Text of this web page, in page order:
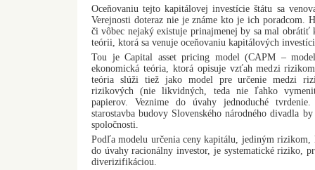
Oceňovaniu tejto kapitálovej investície štátu sa
Verejnosti doteraz nie je známe kto je ich poradcom.
či vôbec nejaký existuje prinajmenej by sa mal obrátiť
teórii, ktorá sa venuje oceňovaniu kapitálových
Tou je Capital asset pricing model (CAPM –
ekonomická teória, ktorá opisuje vzťah medzi
teória slúži tiež jako model pre určenie medzi
rizikových (nie likvidných, teda nie ľahko
papierov. Veznime do úvahy jednoduché
starostavba budovy Slovenského národného divadla
spoločnosti.
Podľa modelu určenia ceny kapitálu, jediným
do úvahy racionálny investor, je systematické riziko,
diverizifikáciou.